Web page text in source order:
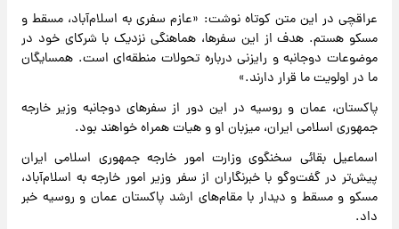
عراقچی در این متن کوتاه نوشت: «عازم سفری به اسلام‌آباد، مسقط و
مسکو هستم. هدف از این سفرها، هماهنگی نزدیک با شرکای خود در
موضوعات دوجانبه و رایزنی درباره تحولات منطقه‌ای است. همسایگان
ما در اولویت ما قرار دارند.»
پاکستان، عمان و روسیه در این دور از سفر‌های دوجانبه وزیر خارجه
جمهوری اسلامی ایران، میزبان او و هیات همراه خواهند بود.
اسماعیل بقائی سخنگوی وزارت امور خارجه جمهوری اسلامی ایران
پیش‌تر در گفت‌و‌گو با خبرنگاران از سفر وزیر امور خارجه به اسلام‌آباد،
مسکو و مسقط و دیدار با مقام‌های ارشد پاکستان عمان و روسیه خبر
داد.